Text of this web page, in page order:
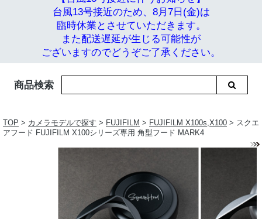
台風13号接近のため、8月7日(金)は
臨時休業とさせていただきます。
また配送遅延が生じる可能性が
ございますのでどうぞご了承ください。
商品検索
TOP > カメラモデルで探す > FUJIFILM > FUJIFILM X100s,X100 > スクエ
アフード FUJIFILM X100シリーズ専用 角型フード MARK4